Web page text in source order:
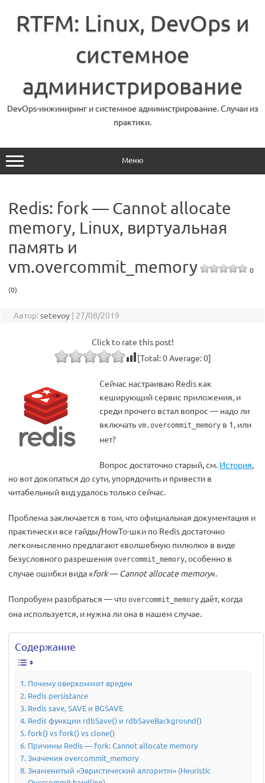
содержимому
RTFM: Linux, DevOps и
системное
администрирование
DevOps-инжиниринг и системное администрирование. Случаи из
практики.
Меню
Redis: fork — Cannot allocate
memory, Linux, виртуальная
память и
vm.overcommit_memory
0
(0)
Автор:setevoy | 27/08/2019
Click to rate this post!
[Total:0Average:0]
Cейчас настраиваю Redis как
кеширующий сервис приложения, и
среди прочего встал вопрос — надо ли
включать vm.overcommit_memory в 1, или
нет?
Вопрос достаточно старый, см. История,
но вот докопаться до сути, упорядочить и привести в
читабельный вид удалось только сейчас.
Проблема заключается в том, что официальная документация и
практически все гайды/HowTo-шки по Redis достаточно
легкомысленно предлагают «волшебную пилюлю» в виде
безусловного разрешения overcommit_memory, особенно в
случае ошибки вида «fork — Cannot allocate memory«.
Попробуем разобраться — что overcommit_memory даёт, когда
она используется, и нужна ли она в нашем случае.
Содержание
Почему оверкоммит вреден
Redis persistance
Redis save, SAVE и BGSAVE
Redis функции rdbSave() и rdbSaveBackground()
fork() vs fork() vs clone()
Причины Redis — fork: Cannot allocate memory
Значения overcommit_memory
Знаменитый «Эвристический алгоритм» (Heuristic